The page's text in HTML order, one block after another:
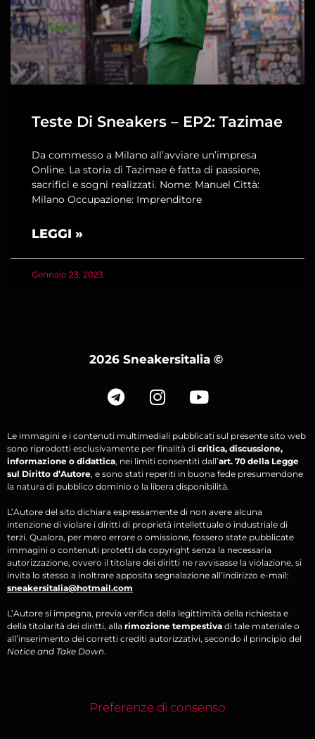
Teste Di Sneakers – EP2: Tazimae
Da commesso a Milano all’avviare un’impresa
Online. La storia di Tazimae è fatta di passione,
sacrifici e sogni realizzati. Nome: Manuel Città:
Milano Occupazione: Imprenditore
LEGGI »
Gennaio 23, 2023
2026 Sneakersitalia ©
Le immagini e i contenuti multimediali pubblicati sul presente sito web
sono riprodotti esclusivamente per finalità di critica, discussione,
informazione o didattica, nei limiti consentiti dall’art. 70 della Legge
sul Diritto d’Autore, e sono stati reperiti in buona fede presumendone
la natura di pubblico dominio o la libera disponibilità.
L’Autore del sito dichiara espressamente di non avere alcuna
intenzione di violare i diritti di proprietà intellettuale o industriale di
terzi. Qualora, per mero errore o omissione, fossero state pubblicate
immagini o contenuti protetti da copyright senza la necessaria
autorizzazione, ovvero il titolare dei diritti ne ravvisasse la violazione, si
invita lo stesso a inoltrare apposita segnalazione all’indirizzo e-mail:
sneakersitalia@hotmail.com
L’Autore si impegna, previa verifica della legittimità della richiesta e
della titolarità dei diritti, alla rimozione tempestiva di tale materiale o
all’inserimento dei corretti crediti autorizzativi, secondo il principio del
Notice and Take Down.
Preferenze di consenso